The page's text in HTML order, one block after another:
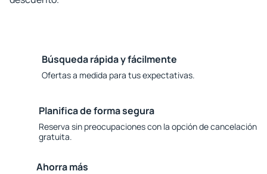
Búsqueda rápida y fácilmente
Ofertas a medida para tus expectativas.
Planifica de forma segura
Reserva sin preocupaciones con la opción de cancelación
gratuita.
Ahorra más